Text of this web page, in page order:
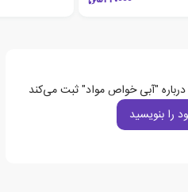
درباره "آبی خواص مواد" ثبت می‌کند
را بنویسید